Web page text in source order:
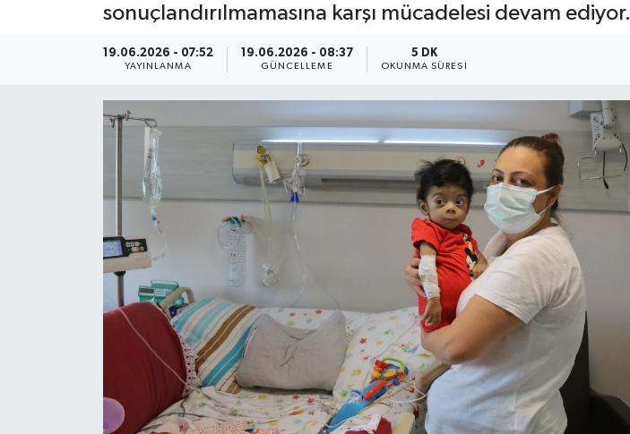
sonuçlandırılmamasına karşı mücadelesi devam ediyor.
19.06.2026 - 07:52
YAYINLANMA
19.06.2026 - 08:37
GÜNCELLEME
5 DK
OKUNMA SÜRESI
Magazin
Kültür ve Sanat
Sivil Toplum
Bilim ve Teknoloji